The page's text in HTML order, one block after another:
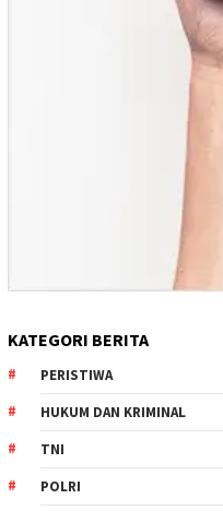
KATEGORI BERITA
PERISTIWA
HUKUM DAN KRIMINAL
TNI
POLRI